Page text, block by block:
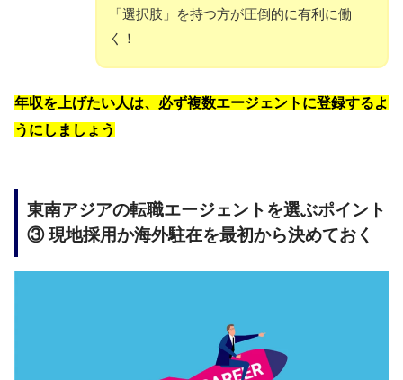
「選択肢」を持つ方が圧倒的に有利に働
く！
年収を上げたい人は、必ず複数エージェントに登録するよ
うにしましょう
東南アジアの転職エージェントを選ぶポイント
③ 現地採用か海外駐在を最初から決めておく